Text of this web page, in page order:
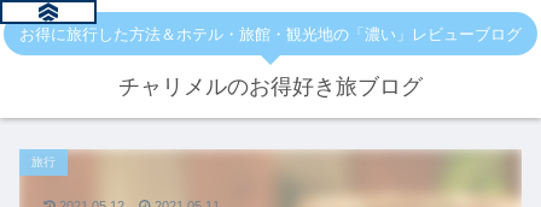
お得に旅行した方法＆ホテル・旅館・観光地の「濃い」レビューブログ
チャリメルのお得好き旅ブログ
旅行